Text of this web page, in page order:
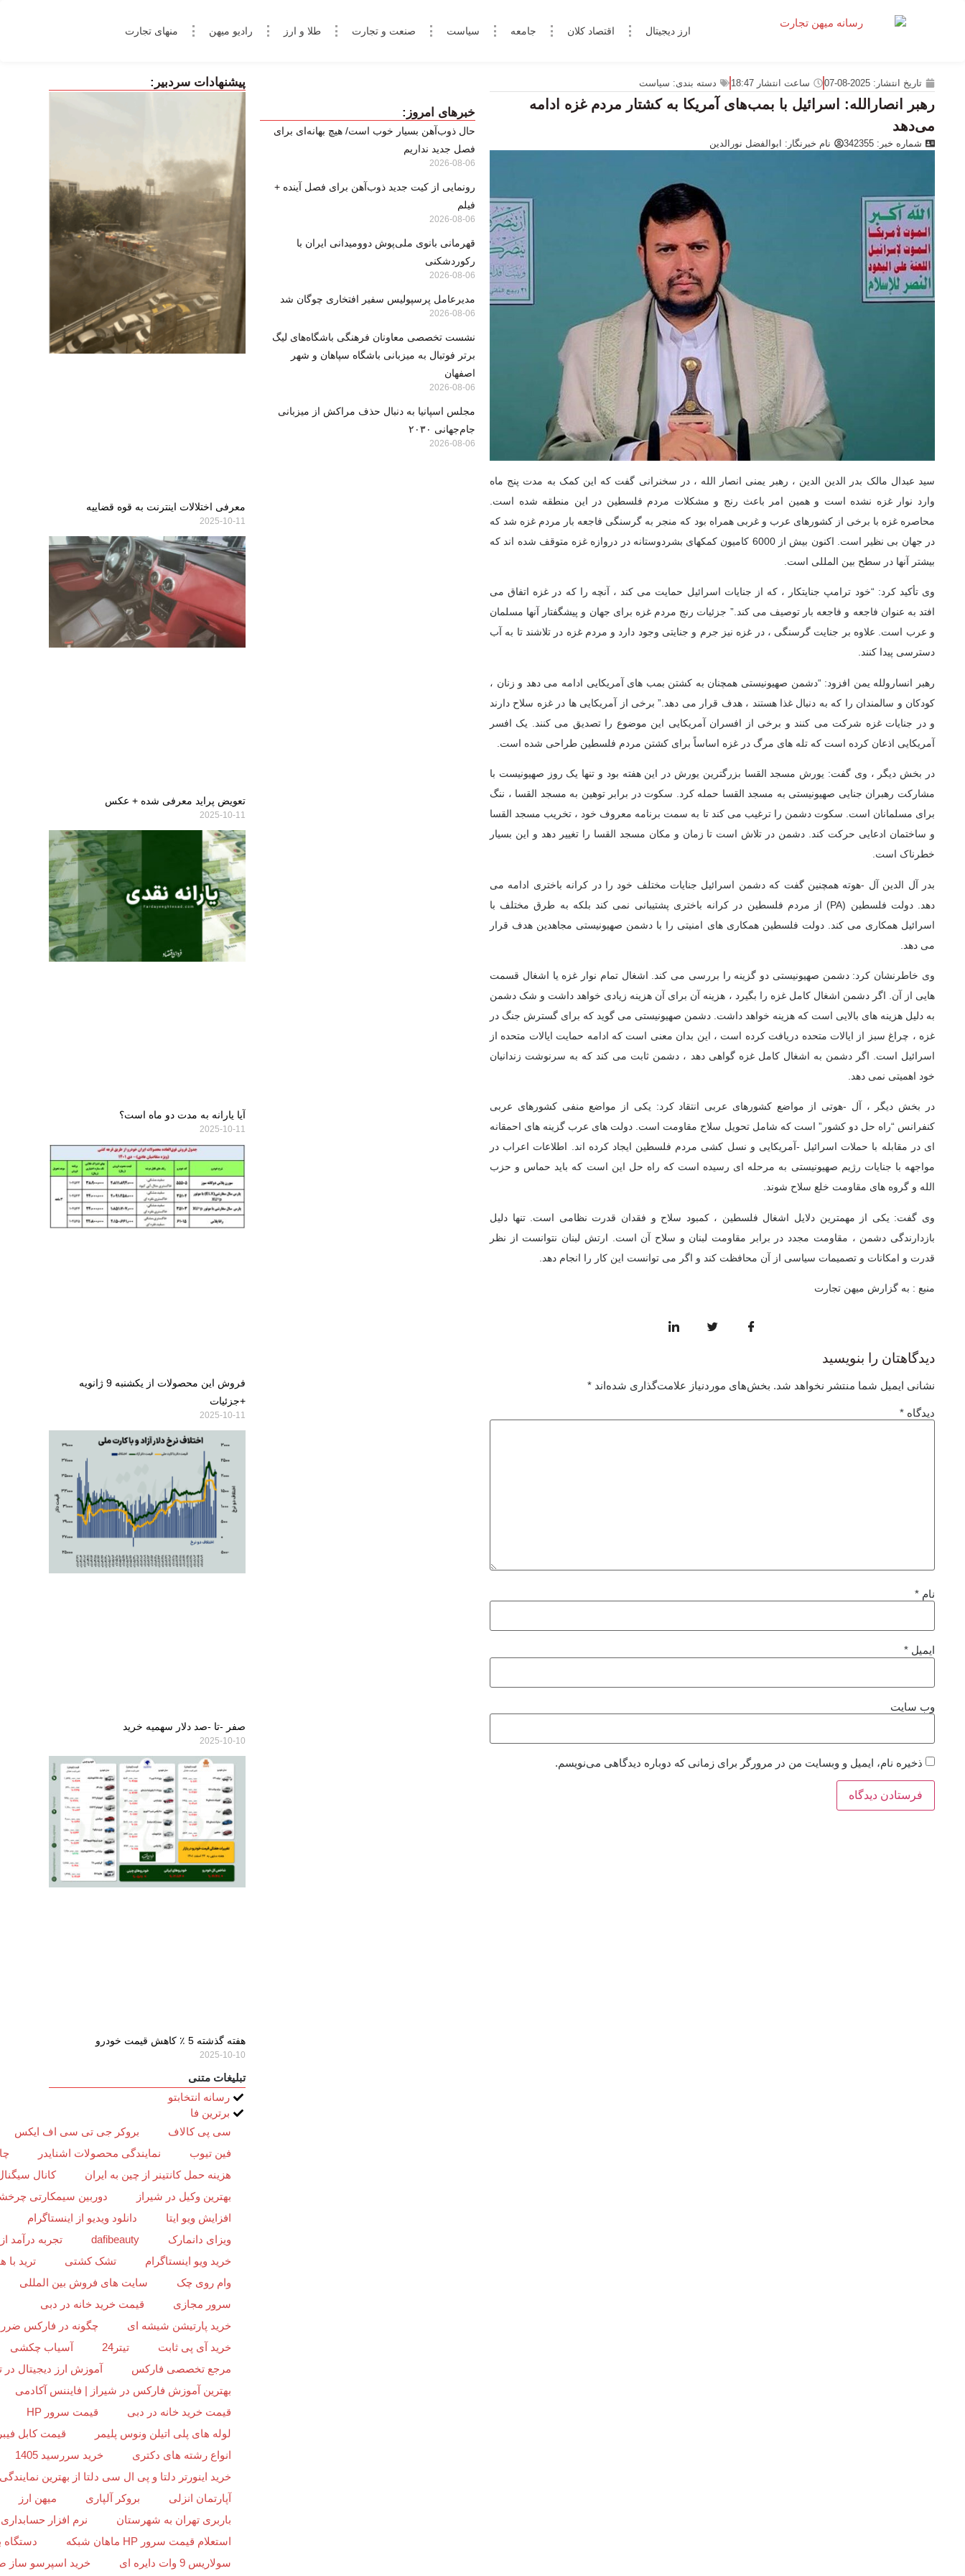
ارز دیجیتال اقتصاد کلان جامعه سیاست صنعت و تجارت طلا و ارز رادیو میهن منهای تجارت
تاریخ انتشار: 2025-08-07 ساعت انتشار 18:47 دسته بندی: سیاست
رهبر انصارالله: اسرائیل با بمب‌های آمریکا به کشتار مردم غزه ادامه
می‌دهد
شماره خبر: 342355 نام خبرنگار: ابوالفضل نورالدین
سید عبدال مالک بدر الدین الدین ، رهبر یمنی انصار الله ، در سخنرانی گفت که این کمک به مدت پنج ماه
وارد نوار غزه نشده است و همین امر باعث رنج و مشکلات مردم فلسطین در این منطقه شده است.
محاصره غزه با برخی از کشورهای عرب و غربی همراه بود که منجر به گرسنگی فاجعه بار مردم غزه شد که
در جهان بی نظیر است. اکنون بیش از 6000 کامیون کمکهای بشردوستانه در دروازه غزه متوقف شده اند که
بیشتر آنها در سطح بین المللی است.
وی تأکید کرد: “خود ترامپ جنایتکار ، که از جنایات اسرائیل حمایت می کند ، آنچه را که در غزه اتفاق می
افتد به عنوان فاجعه و فاجعه بار توصیف می کند.” جزئیات رنج مردم غزه برای جهان و پیشگفتار آنها مسلمان
و عرب است. علاوه بر جنایت گرسنگی ، در غزه نیز جرم و جنایتی وجود دارد و مردم غزه در تلاشند تا به آب
دسترسی پیدا کنند.
رهبر انسارولله یمن افزود: “دشمن صهیونیستی همچنان به کشتن بمب های آمریکایی ادامه می دهد و زنان ،
کودکان و سالمندان را که به دنبال غذا هستند ، هدف قرار می دهد.” برخی از آمریکایی ها در غزه سلاح دارند
و در جنایات غزه شرکت می کنند و برخی از افسران آمریکایی این موضوع را تصدیق می کنند. یک افسر
آمریکایی اذعان کرده است که تله های مرگ در غزه اساساً برای کشتن مردم فلسطین طراحی شده است.
در بخش دیگر ، وی گفت: یورش مسجد القسا بزرگترین یورش در این هفته بود و تنها یک روز صهیونیست با
مشارکت رهبران جنایی صهیونیستی به مسجد القسا حمله کرد. سکوت در برابر توهین به مسجد القسا ، ننگ
برای مسلمانان است. سکوت دشمن را ترغیب می کند تا به سمت برنامه معروف خود ، تخریب مسجد القسا
و ساختمان ادعایی حرکت کند. دشمن در تلاش است تا زمان و مکان مسجد القسا را تغییر دهد و این بسیار
خطرناک است.
بدر آل الدین آل -هوته همچنین گفت که دشمن اسرائیل جنایات مختلف خود را در کرانه باختری ادامه می
دهد. دولت فلسطین (PA) از مردم فلسطین در کرانه باختری پشتیبانی نمی کند بلکه به طرق مختلف با
اسرائیل همکاری می کند. دولت فلسطین همکاری های امنیتی را با دشمن صهیونیستی مجاهدین هدف قرار
می دهد.
وی خاطرنشان کرد: دشمن صهیونیستی دو گزینه را بررسی می کند. اشغال تمام نوار غزه یا اشغال قسمت
هایی از آن. اگر دشمن اشغال کامل غزه را بگیرد ، هزینه آن برای آن هزینه زیادی خواهد داشت و شک دشمن
به دلیل هزینه های بالایی است که هزینه خواهد داشت. دشمن صهیونیستی می گوید که برای گسترش جنگ در
غزه ، چراغ سبز از ایالات متحده دریافت کرده است ، این بدان معنی است که ادامه حمایت ایالات متحده از
اسرائیل است. اگر دشمن به اشغال کامل غزه گواهی دهد ، دشمن ثابت می کند که به سرنوشت زندانیان
خود اهمیتی نمی دهد.
در بخش دیگر ، آل -هوتی از مواضع کشورهای عربی انتقاد کرد: یکی از مواضع منفی کشورهای عربی
کنفرانس “راه حل دو کشور” است که شامل تحویل سلاح مقاومت است. دولت های عرب گزینه های احمقانه
ای در مقابله با حملات اسرائیل -آمریکایی و نسل کشی مردم فلسطین ایجاد کرده اند. اطلاعات اعراب در
مواجهه با جنایات رژیم صهیونیستی به مرحله ای رسیده است که راه حل این است که باید حماس و حزب
الله و گروه های مقاومت خلع سلاح شوند.
وی گفت: یکی از مهمترین دلایل اشغال فلسطین ، کمبود سلاح و فقدان قدرت نظامی است. تنها دلیل
بازدارندگی دشمن ، مقاومت مجدد در برابر مقاومت لبنان و سلاح آن است. ارتش لبنان نتوانست از نظر
قدرت و امکانات و تصمیمات سیاسی از آن محافظت کند و اگر می توانست این کار را انجام دهد.
منبع : به گزارش میهن تجارت
دیدگاهتان را بنویسید
نشانی ایمیل شما منتشر نخواهد شد. بخش‌های موردنیاز علامت‌گذاری شده‌اند *
دیدگاه *
نام *
ایمیل *
وب‌ سایت
ذخیره نام، ایمیل و وبسایت من در مرورگر برای زمانی که دوباره دیدگاهی می‌نویسم.
خبرهای امروز:
حال ذوب‌آهن بسیار خوب است/ هیچ بهانه‌ای برای
فصل جدید نداریم
2026-08-06
رونمایی از کیت جدید ذوب‌آهن برای فصل آینده +
فیلم
2026-08-06
قهرمانی بانوی ملی‌پوش دوومیدانی ایران با
رکوردشکنی
2026-08-06
مدیرعامل پرسپولیس سفیر افتخاری چوگان شد
2026-08-06
نشست تخصصی معاونان فرهنگی باشگاه‌های لیگ
برتر فوتبال به میزبانی باشگاه سپاهان و شهر
اصفهان
2026-08-06
مجلس اسپانیا به دنبال حذف مراکش از میزبانی
جام‌جهانی ۲۰۳۰
2026-08-06
پیشنهادات سردبیر:
معرفی اختلالات اینترنت به قوه قضاییه
2025-10-11
تعویض پراید معرفی شده + عکس
2025-10-11
آیا یارانه به مدت دو ماه است؟
2025-10-11
فروش این محصولات از یکشنبه 9 ژانویه
+جزئیات
2025-10-11
صفر -تا -صد دلار سهمیه خرید
2025-10-10
هفته گذشته 5 ٪ کاهش قیمت خودرو
2025-10-10
تبلیغات متنی
رسانه انتخابتو
برترین فا
سی پی کالاف
بروکر جی تی سی اف ایکس
فین تیوب
نمایندگی محصولات اشنایدر
هزینه حمل کانتینر از چین به ایران
کانال
بهترین وکیل در شیراز
دوربین سیمکارتی
افزایش ویو ایتا
دانلود ویدیو از اینستاگرام
ویزای دانمارک
dafibeauty
تجربه درآمد
خرید ویو اینستاگرام
تشک کشتی
ترید
وام روی چک
سایت های فروش بین المللی
سرور مجازی
قیمت خرید خانه در دبی
خرید پارتیشن شیشه ای
چگونه در فارکس ضرر
خرید آی پی ثابت
تیتر24
آسیاب چکشی
مرجع تخصصی فارکس
آموزش ارز دیجیتال در
بهترین آموزش فارکس در شیراز | فایننس آکادمی
قیمت خرید خانه در دبی
قیمت سرور HP
لوله های پلی اتیلن ونوس پلیمر
قیمت کابل
انواع رشته های دکتری
خرید سررسید 1405
خرید اینورتر دلتا و پی ال سی دلتا از بهترین نمایندگی
آپارتمان انزلی
بروکر آلپاری
میهن ارز
باربری تهران به شهرستان
نرم افزار حسابداری
استعلام قیمت سرور HP ماهان شبکه
دستگاه
سولاریس 9 وات دایره ای
خرید اسپرسو ساز